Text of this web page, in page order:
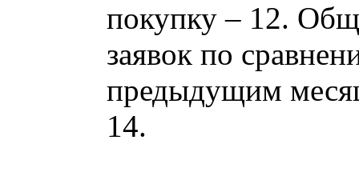
покупку – 12.
заявок по
предыдущим
14.